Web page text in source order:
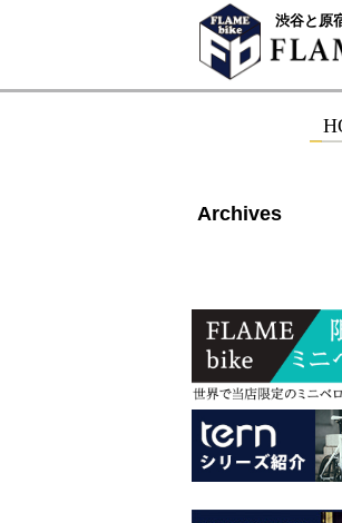
渋谷と原
Archives